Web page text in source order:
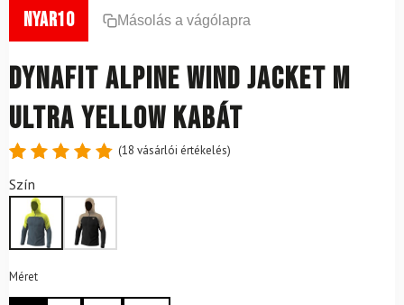
nyar10 Másolás a vágólapra
DYNAFIT Alpine Wind Jacket M
Ultra Yellow kabát
4.89
5-ből,
értékelés
alapján
(18 vásárlói értékelés)
Szín
Méret